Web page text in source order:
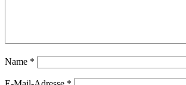
Name *